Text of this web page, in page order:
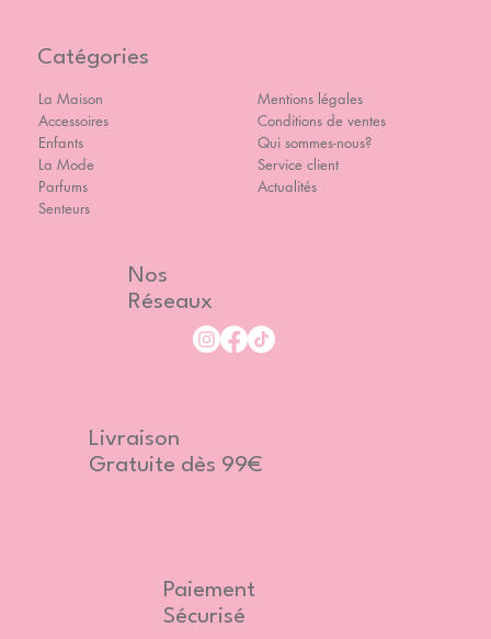
Catégories
La Maison
Accessoires
Enfants
La Mode
Parfums
Senteurs
Mentions légales
Conditions de ventes
Qui sommes-nous?
Service client
Actualités
Nos
Réseaux
Livraison
Gratuite dès 99€
Paiement
Sécurisé